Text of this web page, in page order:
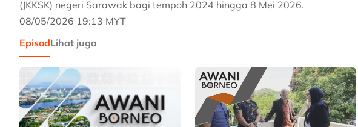
(JKKSK) negeri Sarawak bagi tempoh 2024 hingga 8 Mei 2026.
08/05/2026 19:13 MYT
EpisodLihat juga